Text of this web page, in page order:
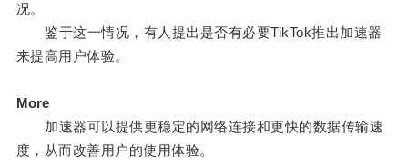
况。
鉴于这一情况，有人提出是否有必要TikTok推出加速器
来提高用户体验。
More
加速器可以提供更稳定的网络连接和更快的数据传输速
度，从而改善用户的使用体验。